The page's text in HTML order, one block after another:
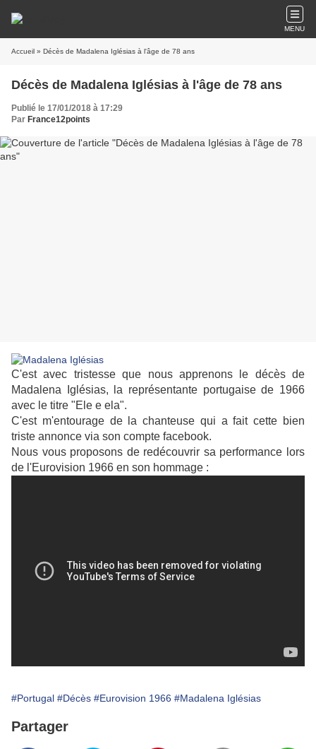
MENU
Accueil » Décès de Madalena Iglésias à l'âge de 78 ans
Décès de Madalena Iglésias à l'âge de 78 ans
Publié le 17/01/2018 à 17:29
Par France12points
C'est avec tristesse que nous apprenons le décès de
Madalena Iglésias, la représentante portugaise de 1966
avec le titre "Ele e ela".
C'est m'entourage de la chanteuse qui a fait cette bien
triste annonce via son compte facebook.
Nous vous proposons de redécouvrir sa performance lors
de l'Eurovision 1966 en son hommage :
#Portugal #Décès #Eurovision 1966 #Madalena Iglésias
Partager